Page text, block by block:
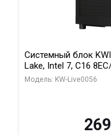
Системный блок
Lake, Intel 7, C16
Palit RTX5080
Модель: KW-Live0056